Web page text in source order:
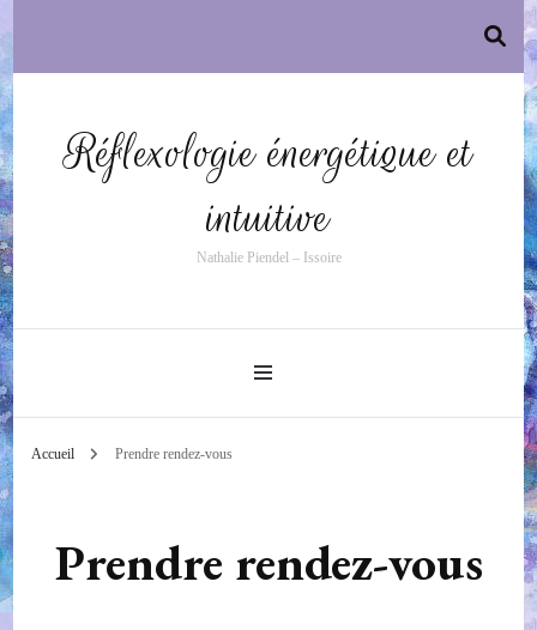
Réflexologie énergétique et
intuitive
Nathalie Piendel – Issoire
Accueil Prendre rendez-vous
Prendre rendez-vous